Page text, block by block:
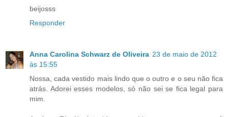
beijosss
Responder
Anna Carolina Schwarz de Oliveira 23 de maio de 2012
às 15:55
Nossa, cada vestido mais lindo que o outro e o seu não fica
atrás. Adorei esses modelos, só não sei se fica legal para
mim.